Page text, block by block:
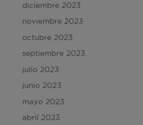
diciembre 2023
noviembre 2023
octubre 2023
septiembre 2023
julio 2023
junio 2023
mayo 2023
abril 2023